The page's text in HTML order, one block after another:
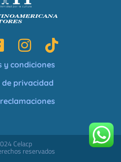
y condiciones
de privacidad
Celacp
reservados